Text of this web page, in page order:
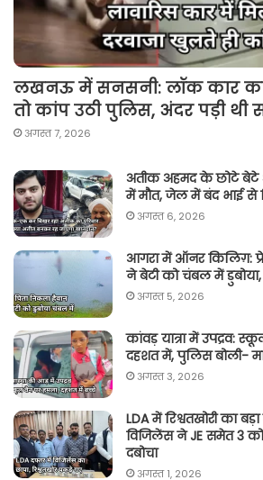
लखनऊ में सनसनी: लॉक कार का
तो कांप उठी पुलिस, अंदर पड़ी थी
अगस्त 7, 2026
अतीक अहमद के छोटे बेटे
में मौत, जेल में बंद भाई से
अगस्त 6, 2026
आगरा में ऑनर किलिग़:
ने बेटी को चंबल में डुबोया,
अगस्त 5, 2026
कांवड़ यात्रा में उपद्रव:
दहशत में, पुलिस बोली-
अगस्त 3, 2026
LDA में रिश्वतखोरी का
विजिलेंस ने JE समेत 3 को
दबोचा
अगस्त 1, 2026